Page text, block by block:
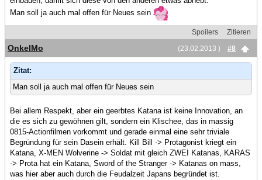
Man soll ja auch mal offen für Neues sein
Spoilers
Zitieren
(23.02.2013 )
#8
OnkelMo
Zitat:
Man soll ja auch mal offen für Neues sein
Bei allem Respekt, aber ein geerbtes Katana ist keine Innovation, an
die es sich zu gewöhnen gilt, sondern ein Klischee, das in massig
0815-Actionfilmen vorkommt und gerade einmal eine sehr triviale
Begründung für sein Dasein erhält. Kill Bill -> Protagonist kriegt ein
Katana, X-MEN Wolverine -> Soldat mit gleich ZWEI Katanas, KARAS
-> Prota hat ein Katana, Sword of the Stranger -> Katanas on mass,
was hier aber auch durch die Feudalzeit Japans begründet ist.